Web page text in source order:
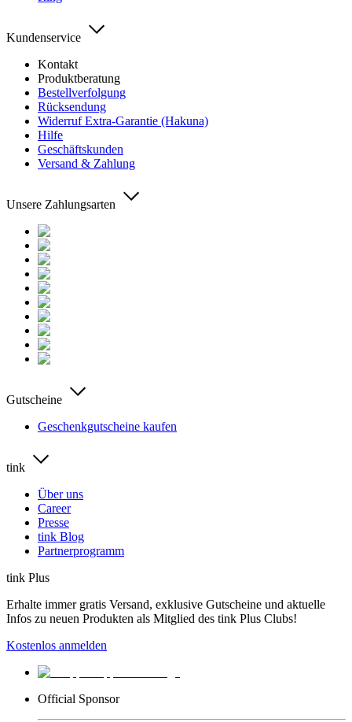
Kundenservice
Kontakt
Produktberatung
Bestellverfolgung
Rücksendung
Widerruf Extra-Garantie (Hakuna)
Hilfe
Geschäftskunden
Versand & Zahlung
Unsere Zahlungsarten
Gutscheine
Geschenkgutscheine kaufen
tink
Über uns
Career
Presse
tink Blog
Partnerprogramm
tink Plus
Erhalte immer gratis Versand, exklusive Gutscheine und aktuelle
Infos zu neuen Produkten als Mitglied des tink Plus Clubs!
Kostenlos anmelden
Official Sponsor